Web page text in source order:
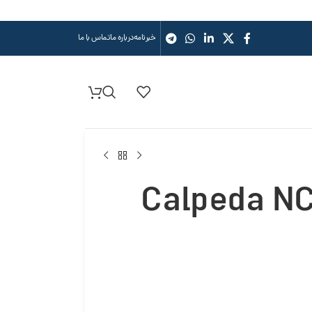
خبرنامهدرباره ماتماس با ما